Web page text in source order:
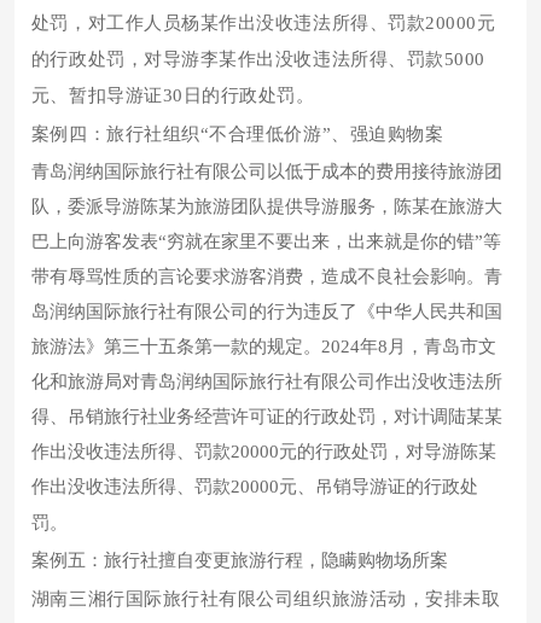
处罚，对工作人员杨某作出没收违法所得、罚款20000元
的行政处罚，对导游李某作出没收违法所得、罚款5000
元、暂扣导游证30日的行政处罚。
案例四：旅行社组织“不合理低价游”、强迫购物案
青岛润纳国际旅行社有限公司以低于成本的费用接待旅游团
队，委派导游陈某为旅游团队提供导游服务，陈某在旅游大
巴上向游客发表“穷就在家里不要出来，出来就是你的错”等
带有辱骂性质的言论要求游客消费，造成不良社会影响。青
岛润纳国际旅行社有限公司的行为违反了《中华人民共和国
旅游法》第三十五条第一款的规定。2024年8月，青岛市文
化和旅游局对青岛润纳国际旅行社有限公司作出没收违法所
得、吊销旅行社业务经营许可证的行政处罚，对计调陆某某
作出没收违法所得、罚款20000元的行政处罚，对导游陈某
作出没收违法所得、罚款20000元、吊销导游证的行政处
罚。
案例五：旅行社擅自变更旅游行程，隐瞒购物场所案
湖南三湘行国际旅行社有限公司组织旅游活动，安排未取